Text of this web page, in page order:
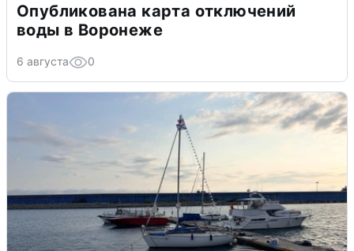
Опубликована карта отключений
воды в Воронеже
6 августа 0